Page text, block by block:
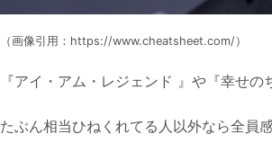
（画像引用：https://www.cheatsheet.com/）
『アイ・アム・レジェンド 』や『幸せ
たぶん相当ひねくれてる人以外なら全員